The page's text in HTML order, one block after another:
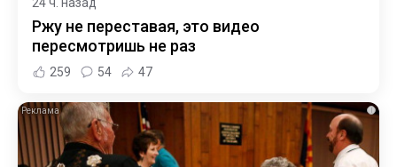
Ржу не переставая, это видео
пересмотришь не раз
259 54 47
i